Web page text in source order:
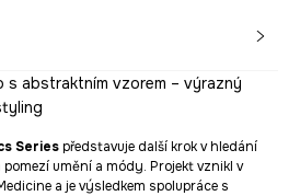
s abstraktním vzorem – výrazný
Seriespředstavuje další krok v hledání
umění a módy. Projekt vznikl v
a je výsledkem spolupráce s